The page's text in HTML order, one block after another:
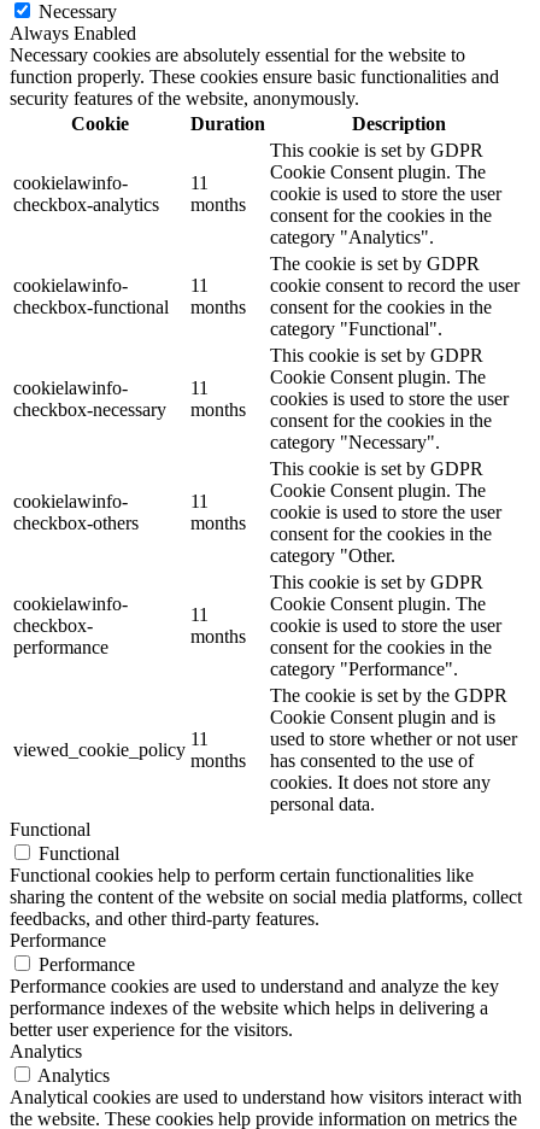
Necessary
Always Enabled
Necessary cookies are absolutely essential for the website to
function properly. These cookies ensure basic functionalities and
security features of the website, anonymously.
Cookie
Duration Description
cookielawinfo-
checkbox-analytics
11
months
This cookie is set by GDPR
Cookie Consent plugin. The
cookie is used to store the user
consent for the cookies in the
category "Analytics".
cookielawinfo-
checkbox-functional
11
months
The cookie is set by GDPR
cookie consent to record the user
consent for the cookies in the
category "Functional".
cookielawinfo-
checkbox-necessary
11
months
This cookie is set by GDPR
Cookie Consent plugin. The
cookies is used to store the user
consent for the cookies in the
category "Necessary".
cookielawinfo-
checkbox-others
11
months
This cookie is set by GDPR
Cookie Consent plugin. The
cookie is used to store the user
consent for the cookies in the
category "Other.
cookielawinfo-
checkbox-
performance
11
months
This cookie is set by GDPR
Cookie Consent plugin. The
cookie is used to store the user
consent for the cookies in the
category "Performance".
viewed_cookie_policy
11
months
The cookie is set by the GDPR
Cookie Consent plugin and is
used to store whether or not user
has consented to the use of
cookies. It does not store any
personal data.
Functional
Functional
Functional cookies help to perform certain functionalities like
sharing the content of the website on social media platforms, collect
feedbacks, and other third-party features.
Performance
Performance
Performance cookies are used to understand and analyze the key
performance indexes of the website which helps in delivering a
better user experience for the visitors.
Analytics
Analytics
Analytical cookies are used to understand how visitors interact with
the website. These cookies help provide information on metrics the